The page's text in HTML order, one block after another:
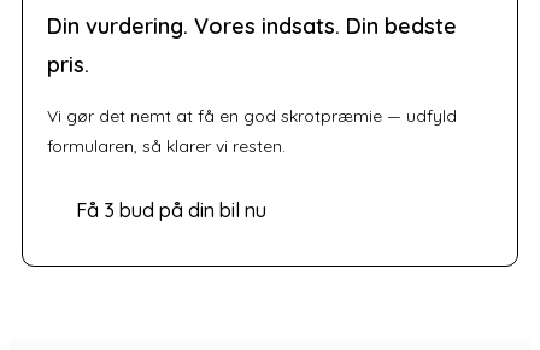
Din vurdering. Vores indsats. Din bedste
pris.
Vi gør det nemt at få en god skrotpræmie — udfyld
formularen, så klarer vi resten.
Få 3 bud på din bil nu